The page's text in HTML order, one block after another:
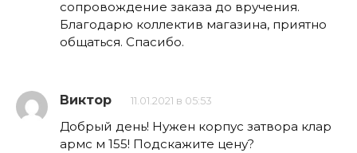
сопровождение заказа до вручения.
Благодарю коллектив магазина, приятно
общаться. Спасибо.
Виктор 11.01.2021 в 05:53
Добрый день! Нужен корпус затвора клар
армс м 155! Подскажите цену?